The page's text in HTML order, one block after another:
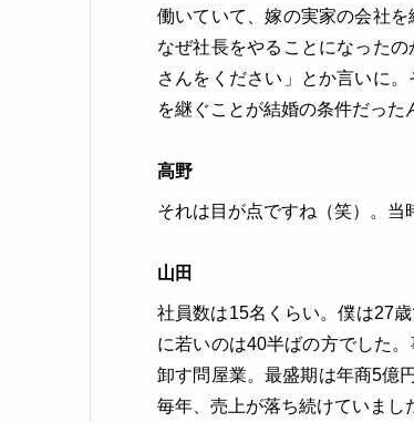
働いていて、嫁の実家の会社
なぜ社長をやることになった
さんをください」とか言いに
を継ぐことが結婚の条件だった
高野
それは目が点ですね（笑）。当
山田
社員数は15名くらい。僕は27
に若いのは40半ばの方でした
卸す問屋業。最盛期は年商5億
毎年、売上が落ち続けていまし